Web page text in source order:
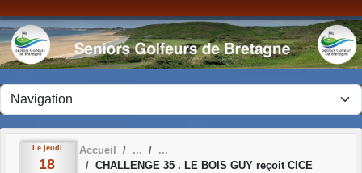
Le jeudi
18
Accueil
CHALLENGE 35 . LE BOIS GUY reçoit CICE